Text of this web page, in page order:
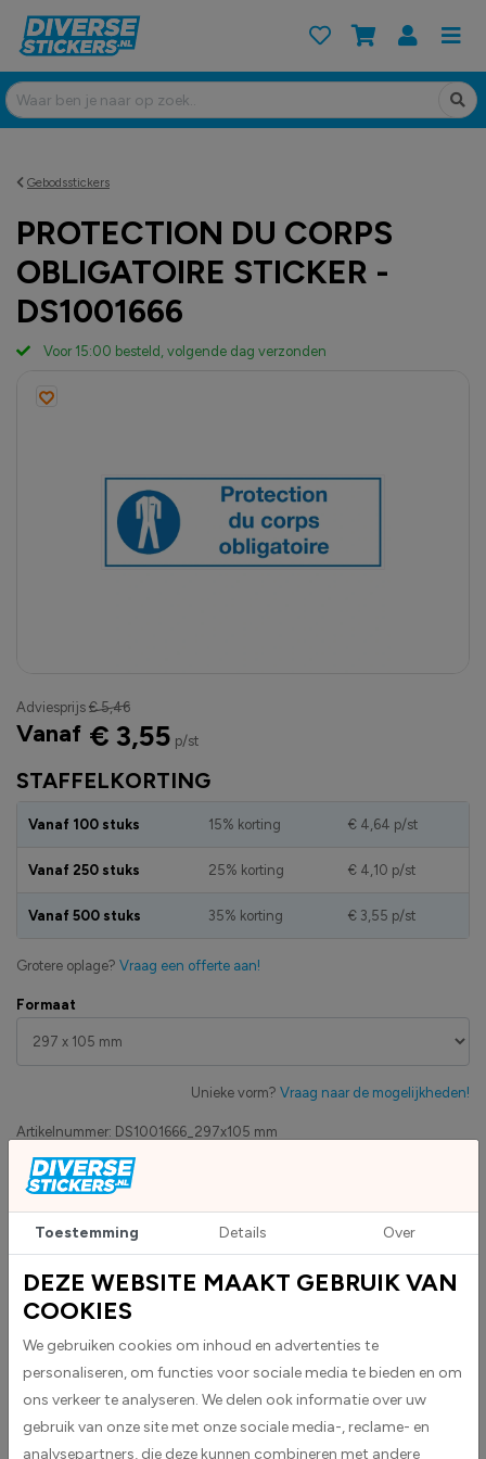
Gebodsstickers
PROTECTION DU CORPS
OBLIGATOIRE STICKER -
DS1001666
Artikelnummer: DS1001666_297x105 mm
Eigen productie
Zakelijk betaling op factuur mogelijk
Levensduur 5 jaar
Uv-bestendig & weersbestendigheid
High-tack folie met maximale grip
Formaat
Unieke vorm? Vraag naar de mogelijkheden!
STAFFELKORTING
Vanaf 100 stuks 15% korting € 4,64 p/st
Vanaf 250 stuks 25% korting € 4,10 p/st
Vanaf 500 stuks 35% korting € 3,55 p/st
Grotere oplage? Vraag een offerte aan!
Adviesprijs € 5,46
Vanaf € 3,55 p/st
Voor 15:00 besteld, volgende dag verzonden
Custom sticker maken? Upload eigen bestand
Toestemming Details Over
DEZE WEBSITE MAAKT GEBRUIK VAN
COOKIES
We gebruiken cookies om inhoud en advertenties te
personaliseren, om functies voor sociale media te bieden en om
ons verkeer te analyseren. We delen ook informatie over uw
gebruik van onze site met onze sociale media-, reclame- en
analysepartners, die deze kunnen combineren met andere